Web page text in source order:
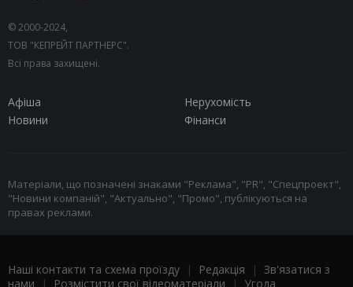
© 2000-2024,
ТОВ "КЕПРЕЙТ ПАРТНЕРС".
Всі права захищені.
Афіша
Нерухомість
Новини
Фінанси
Матеріали, що позначені знаками "Реклама", "PR", "Спецпроект",
"Новини компаній", "Актуально", "Промо", публікуються на
правах реклами.
Наші контакти та схема проїзду | Редакція | Зв'язатися з
нами | Розмістити свої відеоматеріали | Угода